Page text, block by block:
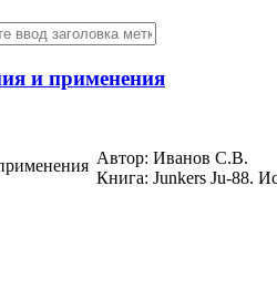
и применения
Автор: Иванов С.В.
Книга: Junkers Ju-88.